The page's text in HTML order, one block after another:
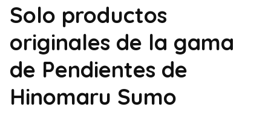
Solo productos
originales de la gama
de Pendientes de
Hinomaru Sumo